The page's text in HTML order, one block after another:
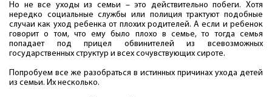
Но не все уходы из семьи – это действительно побеги. Хотя
нередко социальные службы или полиция трактуют подобные
случаи как уход ребенка от плохих родителей. А если и ребенок
говорит о том, что ему было плохо в семье, то тогда семья
попадает под прицел обвинителей из всевозможных
государственных структур и всех сочувствующих сироте.
Попробуем все же разобраться в истинных причинах ухода детей
из семьи. Их несколько.